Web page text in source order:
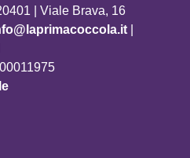
| Viale Brava, 16